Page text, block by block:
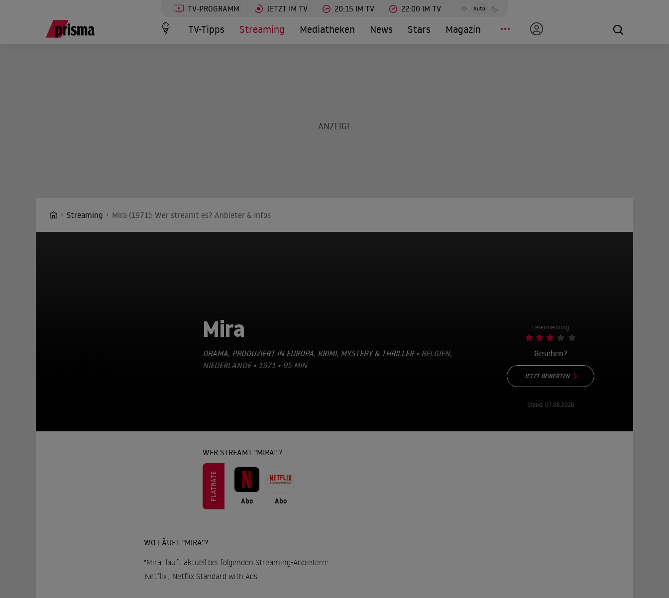
TV-PROGRAMM JETZT IM TV 20:15 IM TV 22:00 IM TV Auto
TV-Tipps Streaming Mediatheken News Stars Magazin
Streaming Mira (1971): Wer streamt es? Anbieter & Infos
Mira
DRAMA, PRODUZIERT IN EUROPA, KRIMI, MYSTERY & THRILLER• BELGIEN,
NIEDERLANDE • 1971 • 95 MIN
Lesermeinung
Gesehen?
JETZT BEWERTEN
Stand: 07.08.2026
WER STREAMT "MIRA" ?
FLATRATE Abo Abo
WO LÄUFT "MIRA"?
"Mira" läuft aktuell bei folgenden Streaming-Anbietern:
Netflix
Netflix Standard with Ads